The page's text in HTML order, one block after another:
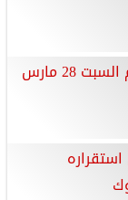
أسعار الريال السعودى اليوم السبت 28 مارس